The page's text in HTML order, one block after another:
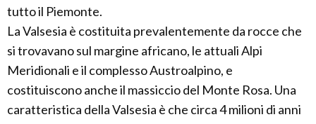
tutto il Piemonte.
La Valsesia è costituita prevalentemente da rocce che
si trovavano sul margine africano, le attuali Alpi
Meridionali e il complesso Austroalpino, e
costituiscono anche il massiccio del Monte Rosa. Una
caratteristica della Valsesia è che circa 4 milioni di anni